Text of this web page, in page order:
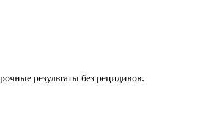
результаты без рецидивов.